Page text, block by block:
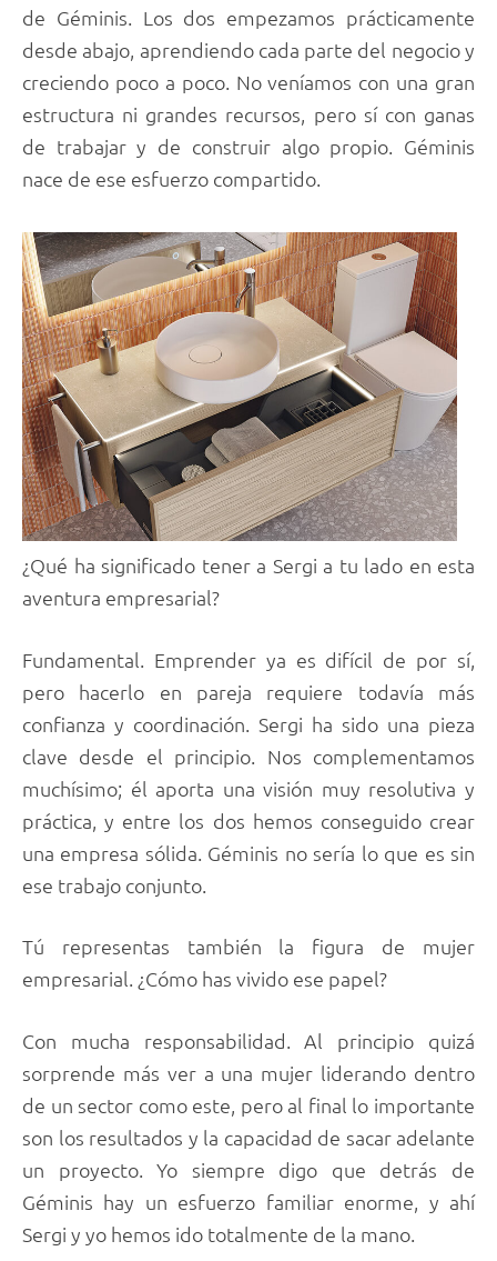
de Géminis. Los dos empezamos prácticamente
desde abajo, aprendiendo cada parte del negocio y
creciendo poco a poco. No veníamos con una gran
estructura ni grandes recursos, pero sí con ganas
de trabajar y de construir algo propio. Géminis
nace de ese esfuerzo compartido.
¿Qué ha significado tener a Sergi a tu lado en esta
aventura empresarial?
Fundamental. Emprender ya es difícil de por sí,
pero hacerlo en pareja requiere todavía más
confianza y coordinación. Sergi ha sido una pieza
clave desde el principio. Nos complementamos
muchísimo; él aporta una visión muy resolutiva y
práctica, y entre los dos hemos conseguido crear
una empresa sólida. Géminis no sería lo que es sin
ese trabajo conjunto.
Tú representas también la figura de mujer
empresarial. ¿Cómo has vivido ese papel?
Con mucha responsabilidad. Al principio quizá
sorprende más ver a una mujer liderando dentro
de un sector como este, pero al final lo importante
son los resultados y la capacidad de sacar adelante
un proyecto. Yo siempre digo que detrás de
Géminis hay un esfuerzo familiar enorme, y ahí
Sergi y yo hemos ido totalmente de la mano.